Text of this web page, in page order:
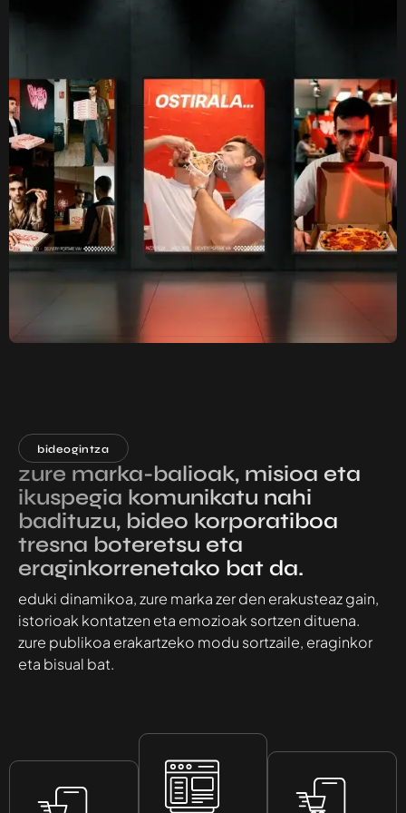
bideogintza
zure marka-balioak, misioa eta
ikuspegia komunikatu nahi
badituzu, bideo korporatiboa
tresna boteretsu eta
eraginkorrenetako bat da.
eduki dinamikoa, zure marka zer den erakusteaz gain,
istorioak kontatzen eta emozioak sortzen dituena.
zure publikoa erakartzeko modu sortzaile, eraginkor
eta bisual bat.